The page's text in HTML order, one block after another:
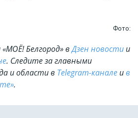
Фото:
Белгород» вДзен новости и
. Cледите за главными
и области в Telegram-канале ив
.